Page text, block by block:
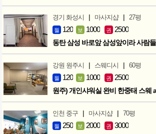
경기 화성시 | 마사지샵 | 27평
월 120 보 1000 권 2500
동탄 삼성 바로앞 삼성앞이라 사람
강원 원주시 | 스웨디시 | 60평
월 120 보 1000 권 2500
원주) 개인샤워실 완비 한중태 스웨
인천 중구 | 마사지샵 | 70평
월 250 보 2000 권 3000